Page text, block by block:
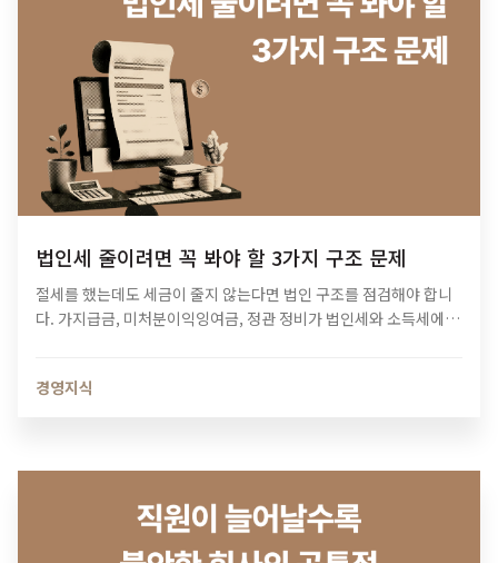
법인세 줄이려면 꼭 봐야 할 3가지 구조 문제
절세를 했는데도 세금이 줄지 않는다면 법인 구조를 점검해야 합니
다. 가지급금, 미처분이익잉여금, 정관 정비가 법인세와 소득세에 미
경영지식